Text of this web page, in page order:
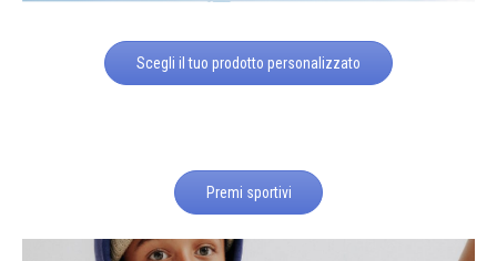
Scegli il tuo prodotto personalizzato
Premi sportivi